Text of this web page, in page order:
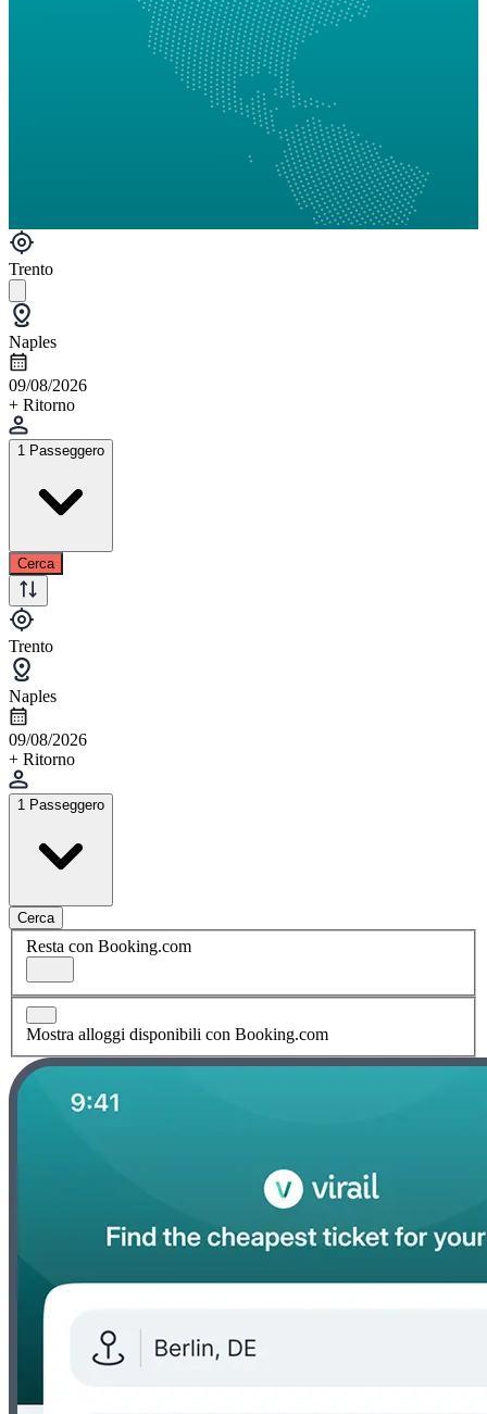
Trento
Naples
09/08/2026
+ Ritorno
1 Passeggero
Cerca
Trento
Naples
09/08/2026
+ Ritorno
1 Passeggero
Cerca
Resta con Booking.com
Mostra alloggi disponibili con Booking.com